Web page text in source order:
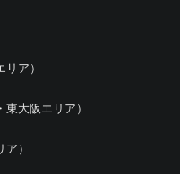
ア）
大阪エリア）
）